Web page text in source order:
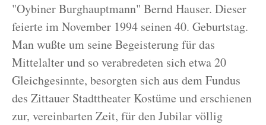
"Oybiner Burghauptmann" Bernd Hauser. Dieser
feierte im November 1994 seinen 40. Geburtstag.
Man wußte um seine Begeisterung für das
Mittelalter und so verabredeten sich etwa 20
Gleichgesinnte, besorgten sich aus dem Fundus
des Zittauer Stadttheater Kostüme und erschienen
zur, vereinbarten Zeit, für den Jubilar völlig